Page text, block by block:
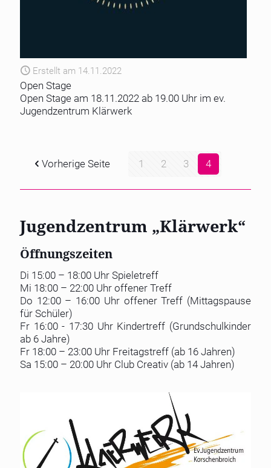
Erstellt am 14.11.2022
Open Stage
Open Stage am 18.11.2022 ab 19.00 Uhr im ev.
Jugendzentrum Klärwerk
Vorherige Seite 1 2 3 4
Jugendzentrum „Klärwerk“
Öffnungszeiten
Di 15:00 – 18:00 Uhr Spieletreff
Mi 18:00 – 22:00 Uhr offener Treff
Do 12:00 – 16:00 Uhr offener Treff (Mittagspause
für Schüler)
Fr 16:00 - 17:30 Uhr Kindertreff (Grundschulkinder
ab 6 Jahre)
Fr 18:00 – 23:00 Uhr Freitagstreff (ab 16 Jahren)
Sa 15:00 – 20:00 Uhr Club Creativ (ab 14 Jahren)